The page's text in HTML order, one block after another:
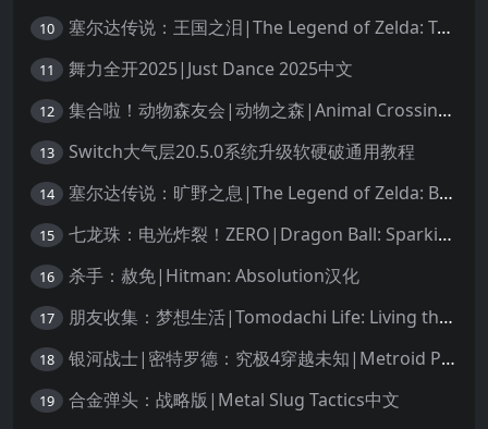
10 塞尔达传说：王国之泪|The Legend of Zelda: Tears of the Kingdom中文
11 舞力全开2025|Just Dance 2025中文
12 集合啦！动物森友会|动物之森|Animal Crossing: New Horizons中文
13 Switch大气层20.5.0系统升级软硬破通用教程
14 塞尔达传说：旷野之息|The Legend of Zelda: Breath of the Wild中文
15 七龙珠：电光炸裂！ZERO|Dragon Ball: Sparking! Zero中文
16 杀手：赦免|Hitman: Absolution汉化
17 朋友收集：梦想生活|Tomodachi Life: Living the Dream中文
18 银河战士|密特罗德：究极4穿越未知|Metroid Prime 4: Beyond中文
19 合金弹头：战略版|Metal Slug Tactics中文